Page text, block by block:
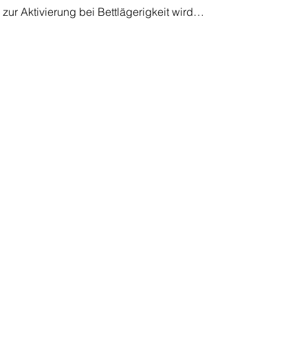
zur Aktivierung bei Bettlägerigkeit wird…